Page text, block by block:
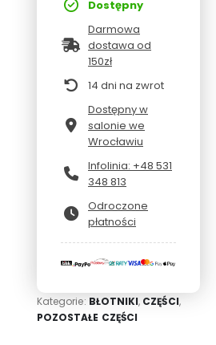
Dostępny
Darmowa
dostawa od
150zł
14 dni na zwrot
Dostępny w
salonie we
Wrocławiu
Infolinia: +48 531
348 813
Odroczone
płatności
Kategorie: BŁOTNIKI, CZĘŚCI,
POZOSTAŁE CZĘŚCI